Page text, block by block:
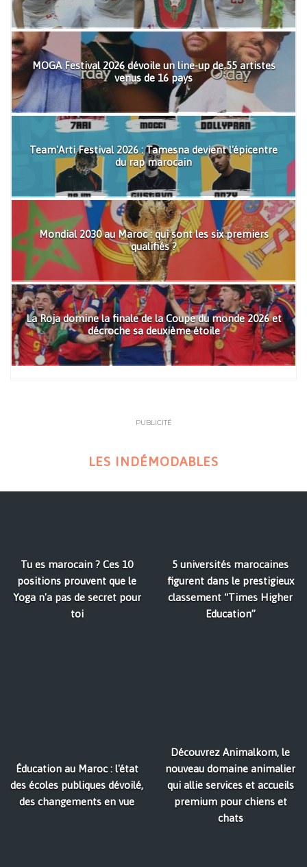
MOGA Festival 2026 dévoile un line-up de 55 artistes
venus de 16 pays
Team'Arti Festival 2026 : Tamesna devient l'épicentre
du rap marocain
Mondial 2030 au Maroc : qui sont les six premiers
qualifiés ?
La Roja domine la finale de la Coupe du monde 2026 et
décroche sa deuxième étoile
PUBLICITÉ
LES INDÉMODABLES
Tu es marocain ? Ces 10
positions prouvent que le
Yoga n'a pas de secret pour
toi
5 universités marocaines
figurent dans le prestigieux
classement “Times Higher
Education”
Éducation au Maroc : l'état
des écoles publiques dévoilé,
des changements en vue
Découvrez Animalkom, le
nouveau domaine animalier
qui allie services et accueils
premium pour chiens et
chats